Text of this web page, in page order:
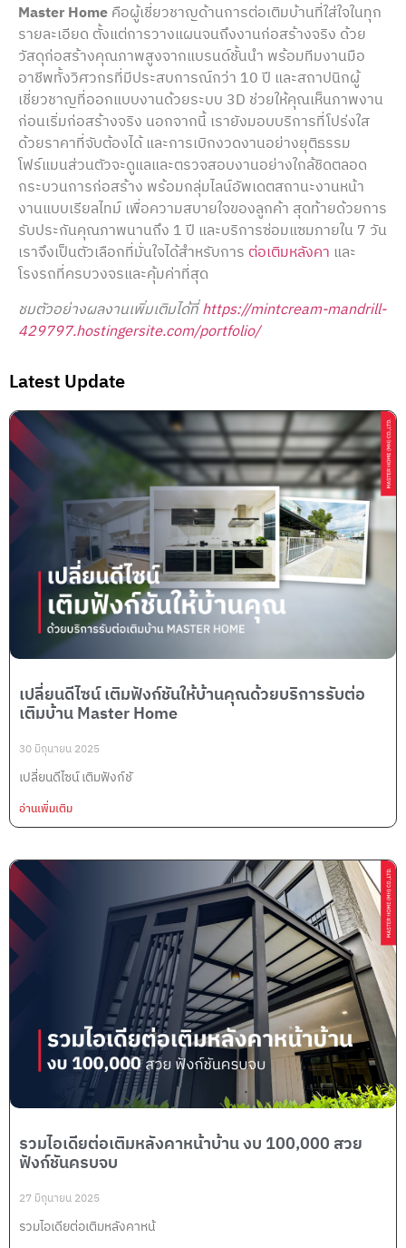
Master Homeคือผู้เชี่ยวชาญด้านการต่อเติมบ้านที่ใส่ใจในทุก
รายละเอียด ตั้งแต่การวางแผนจนถึงงานก่อสร้างจริง ด้วย
วัสดุก่อสร้างคุณภาพสูงจากแบรนด์ชั้นนำ พร้อมทีมงานมือ
อาชีพทั้งวิศวกรที่มีประสบการณ์กว่า 10 ปี และสถาปนิกผู้
เชี่ยวชาญที่ออกแบบงานด้วยระบบ 3D ช่วยให้คุณเห็นภาพงาน
ก่อนเริ่มก่อสร้างจริง นอกจากนี้ เรายังมอบบริการที่โปร่งใส
ด้วยราคาที่จับต้องได้ และการเบิกงวดงานอย่างยุติธรรม
โฟร์แมนส่วนตัวจะดูแลและตรวจสอบงานอย่างใกล้ชิดตลอด
กระบวนการก่อสร้าง พร้อมกลุ่มไลน์อัพเดตสถานะงานหน้า
งานแบบเรียลไทม์ เพื่อความสบายใจของลูกค้า สุดท้ายด้วยการ
รับประกันคุณภาพนานถึง 1 ปี และบริการซ่อมแซมภายใน 7 วัน
เราจึงเป็นตัวเลือกที่มั่นใจได้สำหรับการ ต่อเติมหลังคา และ
โรงรถที่ครบวงจรและคุ้มค่าที่สุด
ชมตัวอย่างผลงานเพิ่มเติมได้ที่https://mintcream-mandrill-
429797.hostingersite.com/portfolio/
Latest Update
เปลี่ยนดีไซน์ เติมฟังก์ชันให้บ้านคุณด้วยบริการรับต่อ
เติมบ้าน Master Home
30 มิถุนายน 2025
เปลี่ยนดีไซน์ เติมฟังก์ชั
อ่านเพิ่มเติม
รวมไอเดียต่อเติมหลังคาหน้าบ้าน งบ 100,000 สวย
ฟังก์ชันครบจบ
27 มิถุนายน 2025
รวมไอเดียต่อเติมหลังคาหน้